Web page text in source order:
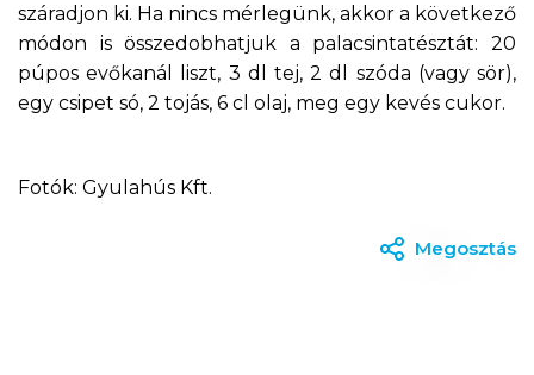
száradjon ki. Ha nincs mérlegünk, akkor a következő
módon is összedobhatjuk a palacsintatésztát: 20
púpos evőkanál liszt, 3 dl tej, 2 dl szóda (vagy sör),
egy csipet só, 2 tojás, 6 cl olaj, meg egy kevés cukor.
Fotók: Gyulahús Kft.
Megosztás